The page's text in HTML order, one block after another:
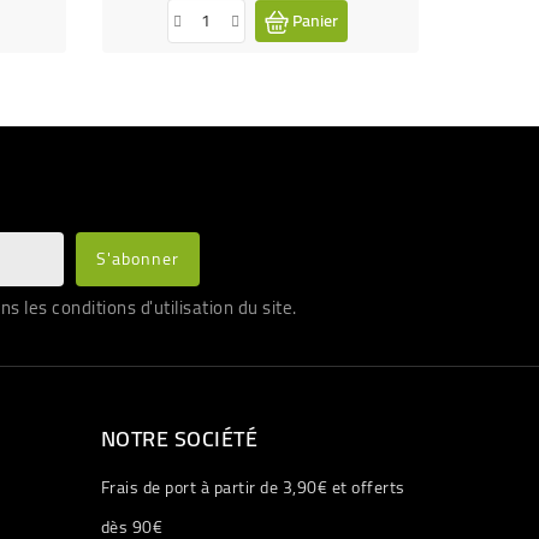
Panier
les conditions d'utilisation du site.
NOTRE SOCIÉTÉ
Frais de port à partir de 3,90€ et offerts
dès 90€